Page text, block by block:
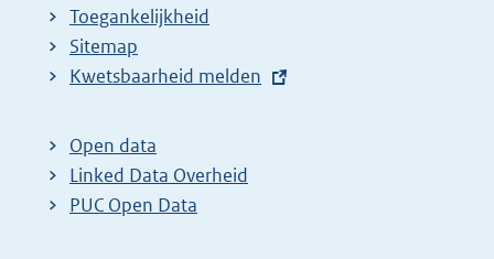
Toegankelijkheid
Sitemap
E
t
e
r
Kwetsbaarheid melden
Open data
Linked Data Overheid
PUC Open Data